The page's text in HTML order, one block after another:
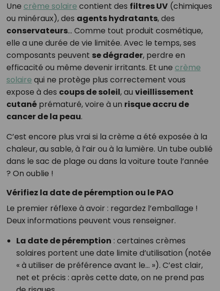
Une crème solaire contient des filtres UV(chimiques
ou minéraux), des agents hydratants, des
conservateurs… Comme tout produit cosmétique,
elle a une durée de vie limitée. Avec le temps, ses
composants peuvent se dégrader, perdre en
efficacité ou même devenir irritants. Et une crème
solaire qui ne protège plus correctement vous
expose à des coups de soleil, au vieillissement
cutanéprématuré, voire à un risque accru de
cancer de la peau.
C’est encore plus vrai si la crème a été exposée à la
chaleur, au sable, à l’air ou à la lumière. Un tube oublié
dans le sac de plage ou dans la voiture toute l’année
? On oublie !
Vérifiez la date de péremption ou le PAO
Le premier réflexe à avoir : regardez l’emballage !
Deux informations peuvent vous renseigner.
La date de péremption : certaines crèmes
solaires portent une date limite d’utilisation (notée
« à utiliser de préférence avant le… »). C’est clair,
net et précis : après cette date, on ne prend pas